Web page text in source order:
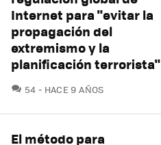
Internet para "evitar la
propagación del
extremismo y la
planificación terrorista"
54 COMENTARIOS
HACE 9 AÑOS
El método para